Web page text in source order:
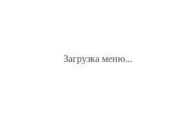
Загрузка меню...